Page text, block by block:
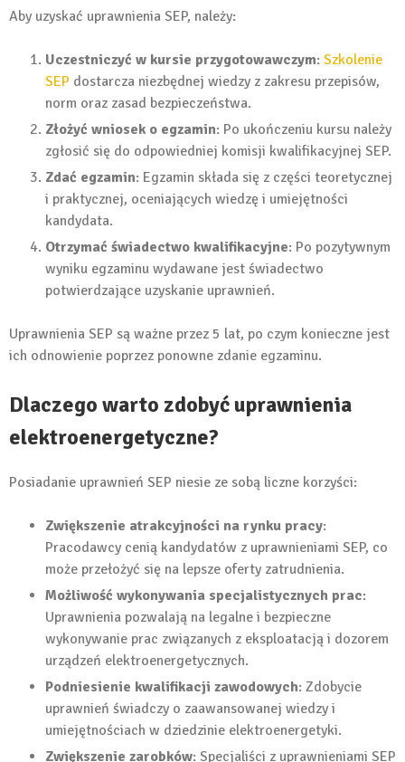
Aby uzyskać uprawnienia SEP, należy:
Uczestniczyć w kursie przygotowawczym: Szkolenie
SEP dostarcza niezbędnej wiedzy z zakresu przepisów,
norm oraz zasad bezpieczeństwa.
Złożyć wniosek o egzamin: Po ukończeniu kursu należy
zgłosić się do odpowiedniej komisji kwalifikacyjnej SEP.
Zdać egzamin: Egzamin składa się z części teoretycznej
i praktycznej, oceniających wiedzę i umiejętności
kandydata.
Otrzymać świadectwo kwalifikacyjne: Po pozytywnym
wyniku egzaminu wydawane jest świadectwo
potwierdzające uzyskanie uprawnień.
Uprawnienia SEP są ważne przez 5 lat, po czym konieczne jest
ich odnowienie poprzez ponowne zdanie egzaminu.
Dlaczego warto zdobyć uprawnienia
elektroenergetyczne?
Posiadanie uprawnień SEP niesie ze sobą liczne korzyści:
Zwiększenie atrakcyjności na rynku pracy:
Pracodawcy cenią kandydatów z uprawnieniami SEP, co
może przełożyć się na lepsze oferty zatrudnienia.
Możliwość wykonywania specjalistycznych prac:
Uprawnienia pozwalają na legalne i bezpieczne
wykonywanie prac związanych z eksploatacją i dozorem
urządzeń elektroenergetycznych.
Podniesienie kwalifikacji zawodowych: Zdobycie
uprawnień świadczy o zaawansowanej wiedzy i
umiejętnościach w dziedzinie elektroenergetyki.
Zwiększenie zarobków: Specjaliści z uprawnieniami SEP